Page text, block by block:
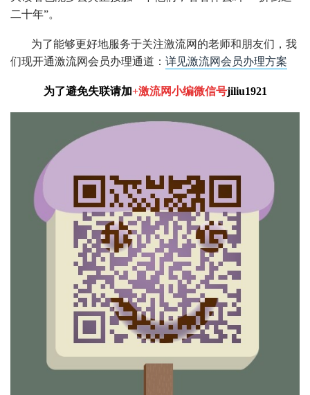
二十年”。
为了能够更好地服务于关注激流网的老师和朋友们，我
们现开通激流网会员办理通道： 详见激流网会员办理方案
为了避免失联请加+激流网小编微信号jiliu1921